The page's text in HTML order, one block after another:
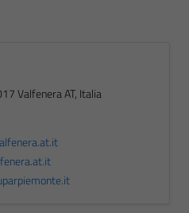
Valfenera AT, Italia